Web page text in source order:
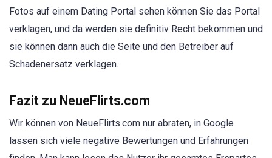
Fotos auf einem Dating Portal sehen können Sie das Portal
verklagen, und da werden sie definitiv Recht bekommen und
sie können dann auch die Seite und den Betreiber auf
Schadenersatz verklagen.
Fazit zu NeueFlirts.com
Wir können von NeueFlirts.com nur abraten, in Google
lassen sich viele negative Bewertungen und Erfahrungen